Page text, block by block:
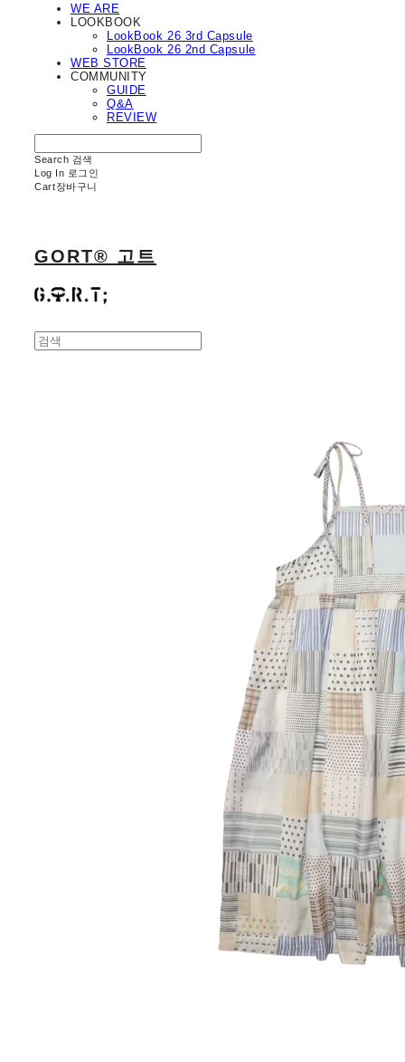
WE ARE
LOOKBOOK
LookBook 26 3rd Capsule
LookBook 26 2nd Capsule
WEB STORE
COMMUNITY
GUIDE
Q&A
REVIEW
Search 검색
Log In 로그인
Cart장바구니
GORT® 고트